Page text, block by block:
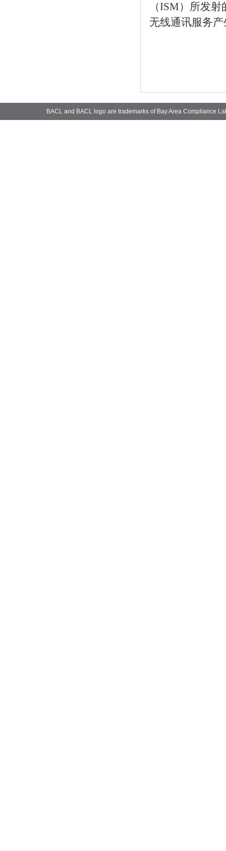
（ISM）所发
无线通讯服务
BACL and BACL logo are trademarks of Bay Area